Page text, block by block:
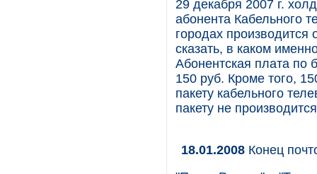
29 декабря 2007 г.
абонента Кабельного
городах
сказать, в каком
Абонентская плата по
150 руб. Кроме того,
пакету кабельного
пакету не
18.01.2008 Конец